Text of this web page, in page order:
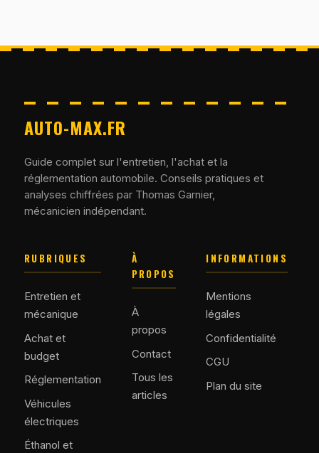
AUTO-MAX.FR
Guide complet sur l'entretien, l'achat et la
réglementation automobile. Conseils pratiques et
analyses chiffrées par Thomas Garnier,
mécanicien indépendant.
RUBRIQUES
Entretien et
mécanique
Achat et
budget
Réglementation
Véhicules
électriques
Éthanol et
À
PROPOS
À
propos
Contact
Tous les
articles
INFORMATIONS
Mentions
légales
Confidentialité
CGU
Plan du site